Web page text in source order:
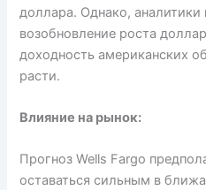
доллара. Однако, аналитики
возобновление роста
доходность американских
расти.
Влияние на рынок:
Прогноз Wells Fargo
оставаться сильным в